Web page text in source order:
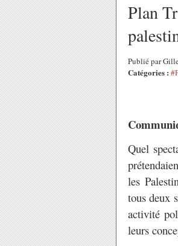
Plan
Publié par
Catégories :
Quel
les
tous deux
activité
leurs